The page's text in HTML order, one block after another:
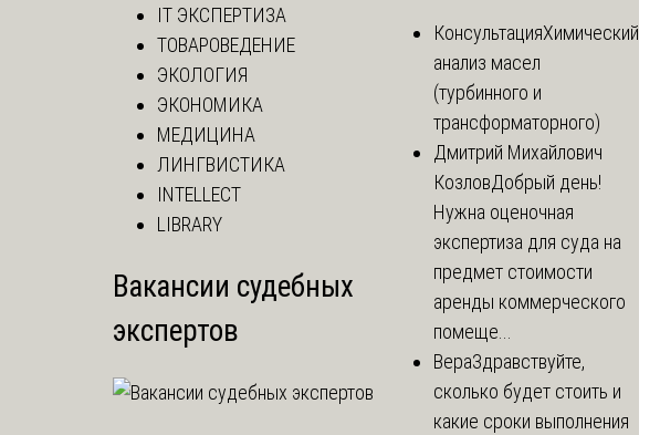
IT ЭКСПЕРТИЗА
ТОВАРОВЕДЕНИЕ
ЭКОЛОГИЯ
ЭКОНОМИКА
МЕДИЦИНА
ЛИНГВИСТИКА
INTELLECT
LIBRARY
Вакансии судебных
экспертов
КонсультацияХимический
анализ масел
(турбинного и
трансформаторного)
Дмитрий Михайлович
КозловДобрый день!
Нужна оценочная
экспертиза для суда на
предмет стоимости
аренды коммерческого
помеще...
ВераЗдравствуйте,
сколько будет стоить и
какие сроки выполнения